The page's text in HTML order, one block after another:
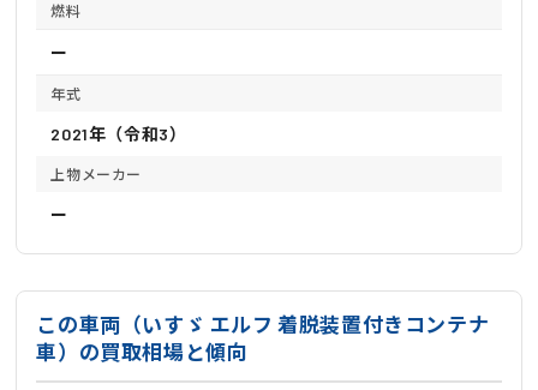
燃料
ー
年式
2021年（令和3）
上物メーカー
ー
この車両（いすゞ エルフ 着脱装置付きコンテナ
車）の買取相場と傾向